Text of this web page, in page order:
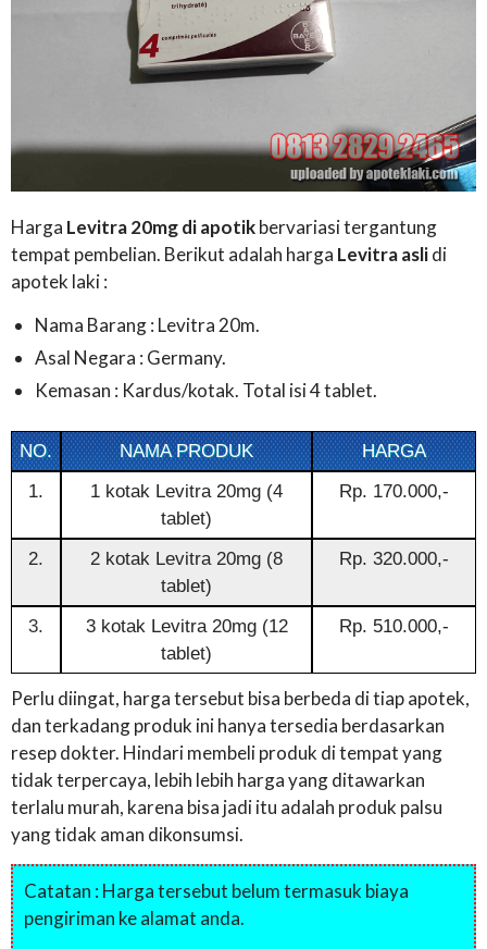
Harga Levitra 20mg di apotikbervariasi tergantung
tempat pembelian. Berikut adalah harga Levitra aslidi
apotek laki :
Nama Barang : Levitra 20m.
Asal Negara : Germany.
Kemasan : Kardus/kotak. Total isi 4 tablet.
NO. NAMA PRODUK
HARGA
1.
1 kotak Levitra 20mg (4
tablet)
Rp. 170.000,-
2.
2 kotak Levitra 20mg (8
tablet)
Rp. 320.000,-
3.
3 kotak Levitra 20mg (12
tablet)
Rp. 510.000,-
Perlu diingat, harga tersebut bisa berbeda di tiap apotek,
dan terkadang produk ini hanya tersedia berdasarkan
resep dokter. Hindari membeli produk di tempat yang
tidak terpercaya, lebih lebih harga yang ditawarkan
terlalu murah, karena bisa jadi itu adalah produk palsu
yang tidak aman dikonsumsi.
Catatan : Harga tersebut belum termasuk biaya
pengiriman ke alamat anda.